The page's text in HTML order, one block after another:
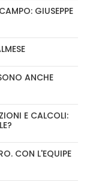
GIUSEPPE
ANCHE
E CALCOLI:
CON L'EQUIPE